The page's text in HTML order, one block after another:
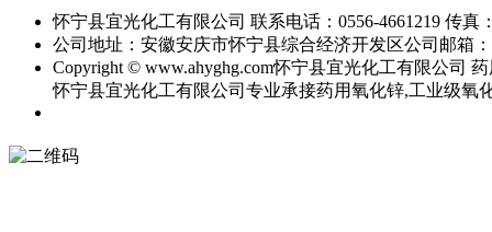
怀宁县宜光化工有限公司 联系电话：0556-4661219 传真
公司地址：安徽安庆市怀宁县综合经济开发区公司邮箱：
Copyright © www.ahyghg.com怀宁县宜光化工有限公司 药
怀宁县宜光化工有限公司专业承接药用氧化锌,工业级氧